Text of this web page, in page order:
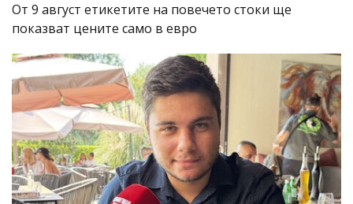
От 9 август етикетите на повечето стоки ще
показват цените само в евро